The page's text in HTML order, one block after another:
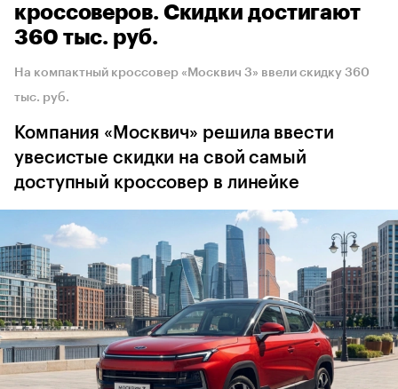
кроссоверов. Скидки достигают
360 тыс. руб.
На компактный кроссовер «Москвич 3» ввели скидку 360
тыс. руб.
Компания «Москвич» решила ввести
увесистые скидки на свой самый
доступный кроссовер в линейке